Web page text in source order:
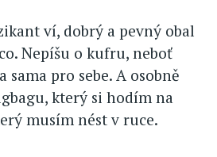
ví, dobrý a pevný obal
Nepíšu o kufru, neboť
pro sebe. A osobně
který si hodím na
musím nést v ruce.